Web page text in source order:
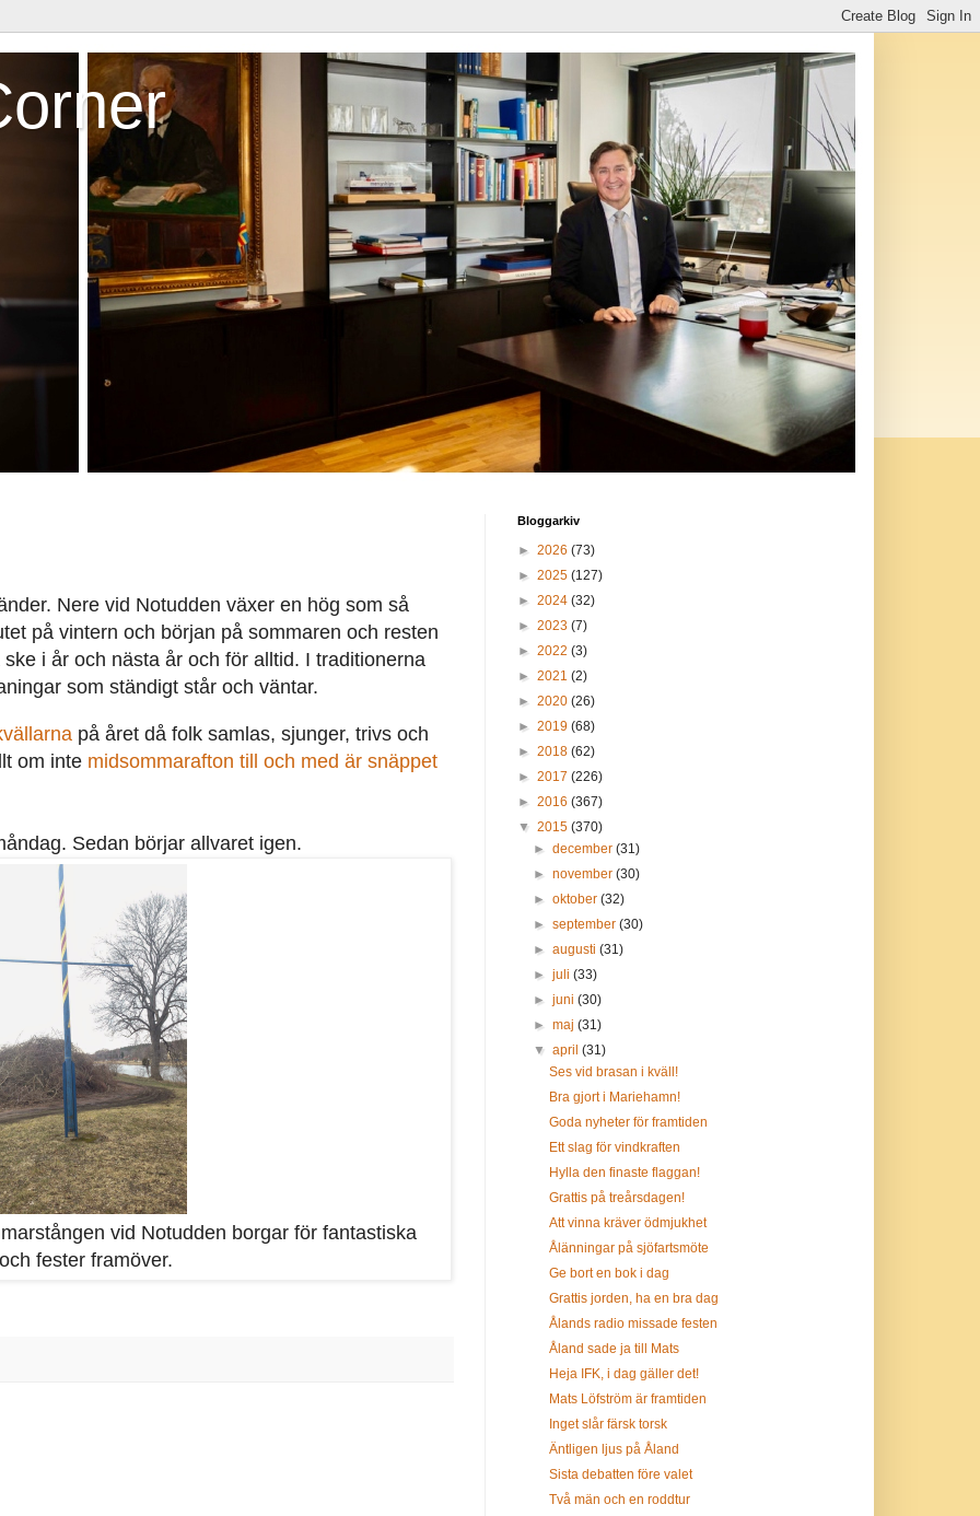
Nere vid Notudden växer en hög som så
på vintern och början på sommaren och resten
i år och nästa år och för alltid. I traditionerna
som ständigt står och väntar.
på året då folk samlas, sjunger, trivs och
om inte midsommarafton till och med är snäppet
Sedan börjar allvaret igen.
vid Notudden borgar för fantastiska
fester framöver.
Bloggarkiv
► 2026 (73)
► 2025 (127)
► 2024 (32)
► 2023 (7)
► 2022 (3)
► 2021 (2)
► 2020 (26)
► 2019 (68)
► 2018 (62)
► 2017 (226)
► 2016 (367)
▼ 2015 (370)
► december (31)
► november (30)
► oktober (32)
► september (30)
► augusti (31)
► juli (33)
► juni (30)
► maj (31)
▼ april (31)
Ses vid brasan i kväll!
Bra gjort i Mariehamn!
Goda nyheter för framtiden
Ett slag för vindkraften
Hylla den finaste flaggan!
Grattis på treårsdagen!
Att vinna kräver ödmjukhet
Ålänningar på sjöfartsmöte
Ge bort en bok i dag
Grattis jorden, ha en bra dag
Ålands radio missade festen
Åland sade ja till Mats
Heja IFK, i dag gäller det!
Mats Löfström är framtiden
Inget slår färsk torsk
Äntligen ljus på Åland
Sista debatten före valet
Två män och en roddtur